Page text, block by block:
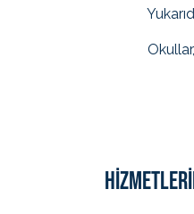
Yukarıda
Okullar,